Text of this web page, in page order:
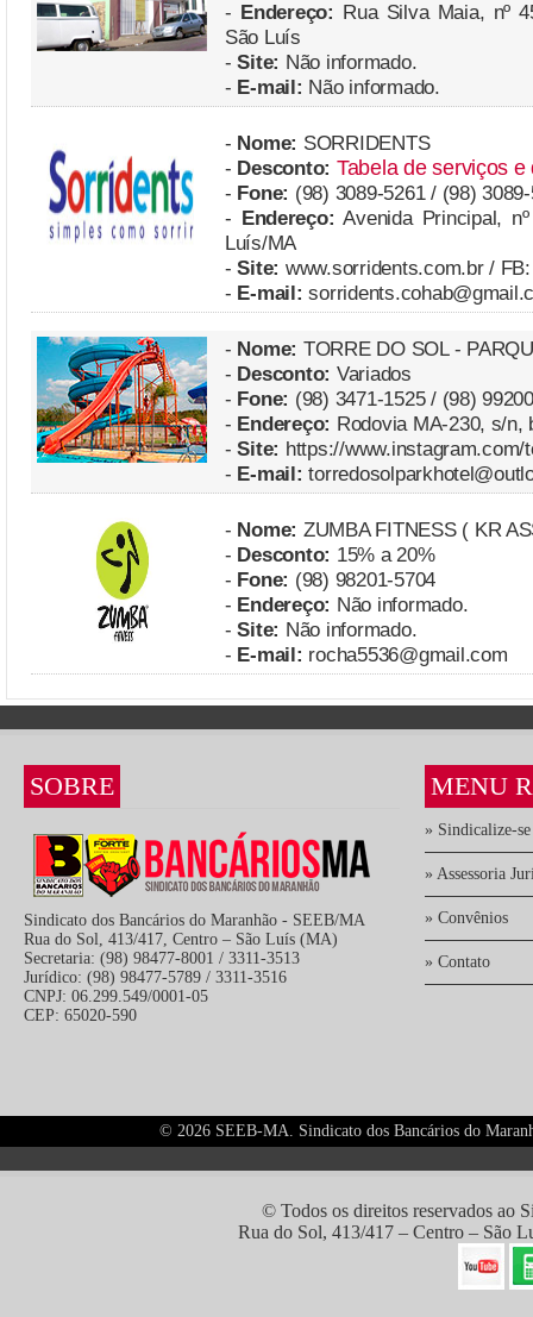
- Endereço: Rua Silva Maia, nº
São Luís
-Site: Não informado.
- E-mail: Não informado.
- Nome: SORRIDENTS
- Desconto: Tabela de serviços e
- Fone: (98) 3089-5261 / (98)
- Endereço: Avenida Principal,
Luís/MA
-Site: www.sorridents.com.br /
- E-mail:
- Nome: TORRE DO SOL -
- Desconto: Variados
- Fone: (98) 3471-1525 / (98)
- Endereço: Rodovia MA-230, s/n,
-Site: https://www.instagram.com/
- E-mail:
- Nome: ZUMBA FITNESS ( KR
- Desconto: 15% a 20%
- Fone: (98) 98201-5704
- Endereço: Não informado.
-Site: Não informado.
- E-mail: rocha5536@gmail.com
SOBRE
Sindicato dos Bancários do Maranhão - SEEB/MA
Rua do Sol, 413/417, Centro – São Luís (MA)
Secretaria: (98) 98477-8001 / 3311-3513
Jurídico: (98) 98477-5789 / 3311-3516
CNPJ: 06.299.549/0001-05
CEP: 65020-590
MENU
» Sindicalize-se
» Assessoria
» Convênios
» Contato
© 2026 SEEB-MA. Sindicato dos Bancários do
© Todos os direitos reservados ao
Rua do Sol, 413/417 – Centro – São